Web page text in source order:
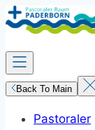
Zum
Inhalt
springen
Back To Main
Pastoraler